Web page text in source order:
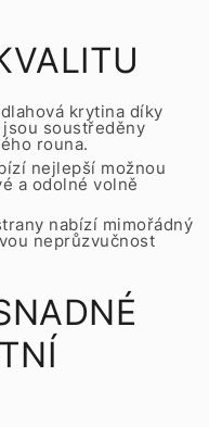
krytina díky
soustředěny
rouna.
nejlepší možnou
a odolné volně
nabízí mimořádný
neprůzvučnost